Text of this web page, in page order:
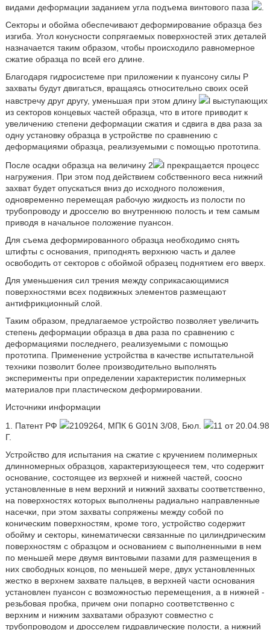
видами деформации заданием угла подъема винтового паза
.
Секторы и обойма обеспечивают деформирование образца без
изгиба. Угол конусности сопрягаемых поверхностей этих деталей
назначается таким образом, чтобы происходило равномерное
сжатие образца по всей его длине.
Благодаря гидросистеме при приложении к пуансону силы P
захваты будут двигаться, вращаясь относительно своих осей
навстречу друг другу, уменьшая при этом длину
l выступающих
из секторов концевых частей образца, что в итоге приводит к
увеличению степени деформации сжатия и сдвига в два раза за
одну установку образца в устройстве по сравнению с
деформациями образца, реализуемыми с помощью прототипа.
После осадки образца на величину 2
l прекращается процесс
нагружения. При этом под действием собственного веса нижний
захват будет опускаться вниз до исходного положения,
одновременно перемещая рабочую жидкость из полости по
трубопроводу и дросселю во внутреннюю полость и тем самым
приводя в начальное положение пуансон.
Для съема деформированного образца необходимо снять
штифты с основания, приподнять верхнюю часть и далее
освободить от секторов с обоймой образец поднятием его вверх.
Для уменьшения сил трения между соприкасающимися
поверхностями всех подвижных элементов размещают
антифрикционный слой.
Таким образом, предлагаемое устройство позволяет увеличить
степень деформации образца в два раза по сравнению с
деформациями последнего, реализуемыми с помощью
прототипа. Применение устройства в качестве испытательной
техники позволит более производительно выполнять
эксперименты при определении характеристик полимерных
материалов при пластическом деформировании.
Источники информации
1. Патент РФ
2109264, МПК 6 G01N 3/08, Бюл.
11 от 20.04.98
Г.
Устройство для испытания на сжатие с кручением полимерных
длинномерных образцов, характеризующееся тем, что содержит
основание, состоящее из верхней и нижней частей, соосно
установленные в нем верхний и нижний захваты соответственно,
на поверхностях которых выполнены радиально направленные
насечки, при этом захваты сопряжены между собой по
коническим поверхностям, кроме того, устройство содержит
обойму и секторы, кинематически связанные по цилиндрическим
поверхностям с образцом и основанием с выполненными в нем
по меньшей мере двумя винтовыми пазами для размещения в
них свободных концов, по меньшей мере, двух установленных
жестко в верхнем захвате пальцев, в верхней части основания
установлен пуансон с возможностью перемещения, а в нижней -
резьбовая пробка, причем они попарно соответственно с
верхним и нижним захватами образуют совместно с
трубопроводом и дросселем гидравлические полости, а нижний